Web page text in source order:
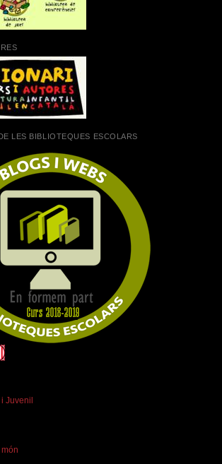
LES BIBLIOTEQUES ESCOLARS
Juvenil